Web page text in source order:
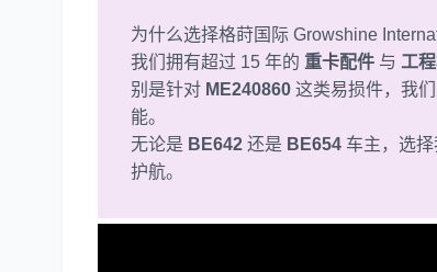
为什么选择格莳国际 Growshine
我们拥有超过 15 年的 重卡配件 与 工
别是针对 ME240860 这类易损件，我
能。
无论是 BE642 还是 BE654 车主，选
护航。